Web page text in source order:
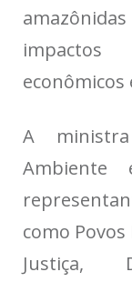
econômicos
A
como
Justiça,